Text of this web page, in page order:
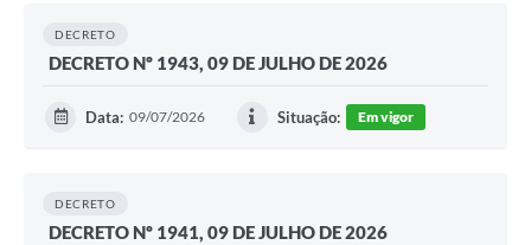
DECRETO
DECRETO Nº 1943, 09 DE JULHO DE 2026
Data: 09/07/2026 Situação: Em vigor
DECRETO
DECRETO Nº 1941, 09 DE JULHO DE 2026